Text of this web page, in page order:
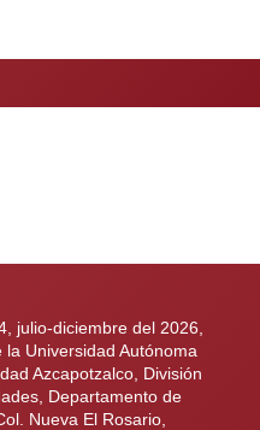
julio-diciembre del 2026,
Universidad Autónoma
Azcapotzalco, División
Departamento de
Nueva El Rosario,